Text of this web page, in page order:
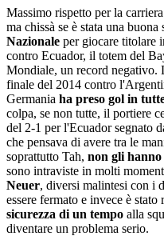
Massimo rispetto per la
ma chissà se è stata una buona
Nazionale per giocare titolare
contro Ecuador, il totem del
Mondiale, un record negativo.
finale del 2014 contro
Germania ha preso gol in
colpa, se non tutte, il portiere
del 2-1 per l'Ecuador segnato
che pensava di avere tra le
soprattutto Tah, non gli
sono intraviste in molti
Neuer, diversi malintesi con i
essere fermato e invece è
sicurezza di un tempo alla
diventare un problema serio.